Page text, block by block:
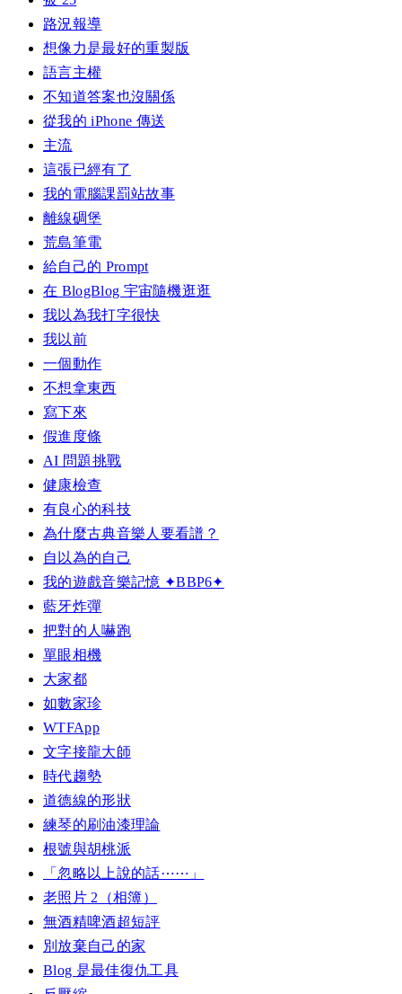
路況報導
想像力是最好的重製版
語言主權
不知道答案也沒關係
從我的 iPhone 傳送
主流
這張已經有了
我的電腦課罰站故事
離線碉堡
荒島筆電
給自己的 Prompt
在 BlogBlog 宇宙隨機逛逛
我以為我打字很快
我以前
一個動作
不想拿東西
寫下來
假進度條
AI 問題挑戰
健康檢查
有良心的科技
為什麼古典音樂人要看譜？
自以為的自己
我的遊戲音樂記憶 ✦BBP6✦
藍牙炸彈
把對的人嚇跑
單眼相機
大家都
如數家珍
WTFApp
文字接龍大師
時代趨勢
道德線的形狀
練琴的刷油漆理論
根號與胡桃派
「忽略以上說的話⋯⋯」
老照片 2（相簿）
無酒精啤酒超短評
別放棄自己的家
Blog 是最佳復仇工具